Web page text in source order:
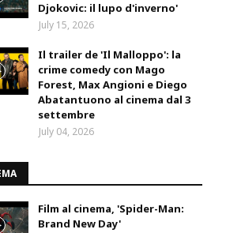
Djokovic: il lupo d'inverno'
July 15, 2026
Il trailer de 'Il Malloppo': la
crime comedy con Mago
Forest, Max Angioni e Diego
Abatantuono al cinema dal 3
settembre
July 04, 2026
Film al cinema, 'Spider-Man:
Brand New Day'